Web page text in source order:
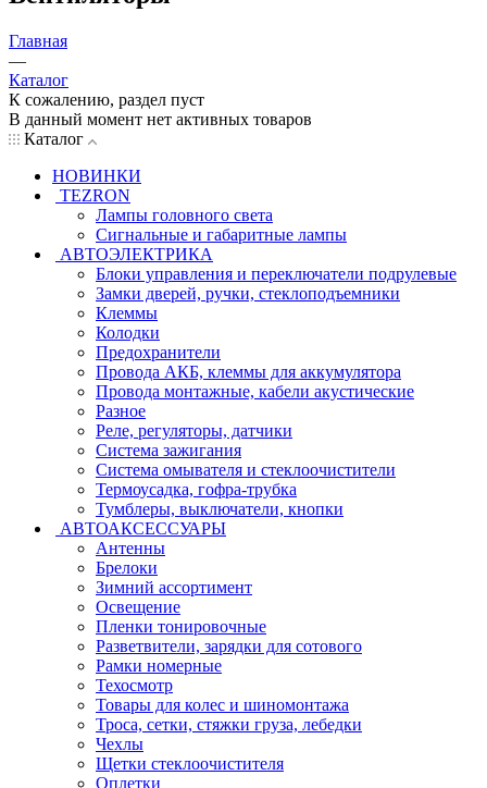
Главная
—
Каталог
К сожалению, раздел пуст
В данный момент нет активных товаров
Каталог
НОВИНКИ
TEZRON
Лампы головного света
Сигнальные и габаритные лампы
АВТОЭЛЕКТРИКА
Блоки управления и переключатели подрулевые
Замки дверей, ручки, стеклоподъемники
Клеммы
Колодки
Предохранители
Провода АКБ, клеммы для аккумулятора
Провода монтажные, кабели акустические
Разное
Реле, регуляторы, датчики
Система зажигания
Система омывателя и стеклоочистители
Термоусадка, гофра-трубка
Тумблеры, выключатели, кнопки
АВТОАКСЕССУАРЫ
Антенны
Брелоки
Зимний ассортимент
Освещение
Пленки тонировочные
Разветвители, зарядки для сотового
Рамки номерные
Техосмотр
Товары для колес и шиномонтажа
Троса, сетки, стяжки груза, лебедки
Чехлы
Щетки стеклоочистителя
Оплетки